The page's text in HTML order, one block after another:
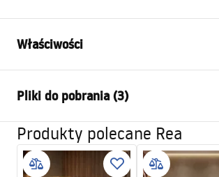
Właściwości
Kolor:
Materiał:
Akryl
Długość:
1595mm
Szerokość (mm):
750
Pliki do pobrania (3)
Informacje o bezpieczeństwie
WARUNKI_BEZPIECZENSTWA_WANNY.pdf
Produkty polecane Rea